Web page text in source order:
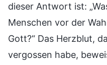
dieser Antwort ist:
Menschen vor der
Gott?“ Das Herzblut,
vergossen habe,